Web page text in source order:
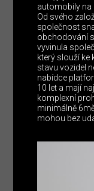
automobily na
Od svého
společnost
obchodování
vyvinula
který slouží ke
stavu vozidel
nabídce
10 let a mají
komplexní
minimálně
mohou bez